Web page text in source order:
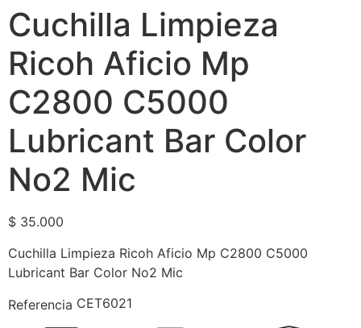
Cuchilla Limpieza
Ricoh Aficio Mp
C2800 C5000
Lubricant Bar Color
No2 Mic
$ 35.000
Cuchilla Limpieza Ricoh Aficio Mp C2800 C5000
Lubricant Bar Color No2 Mic
Referencia CET6021